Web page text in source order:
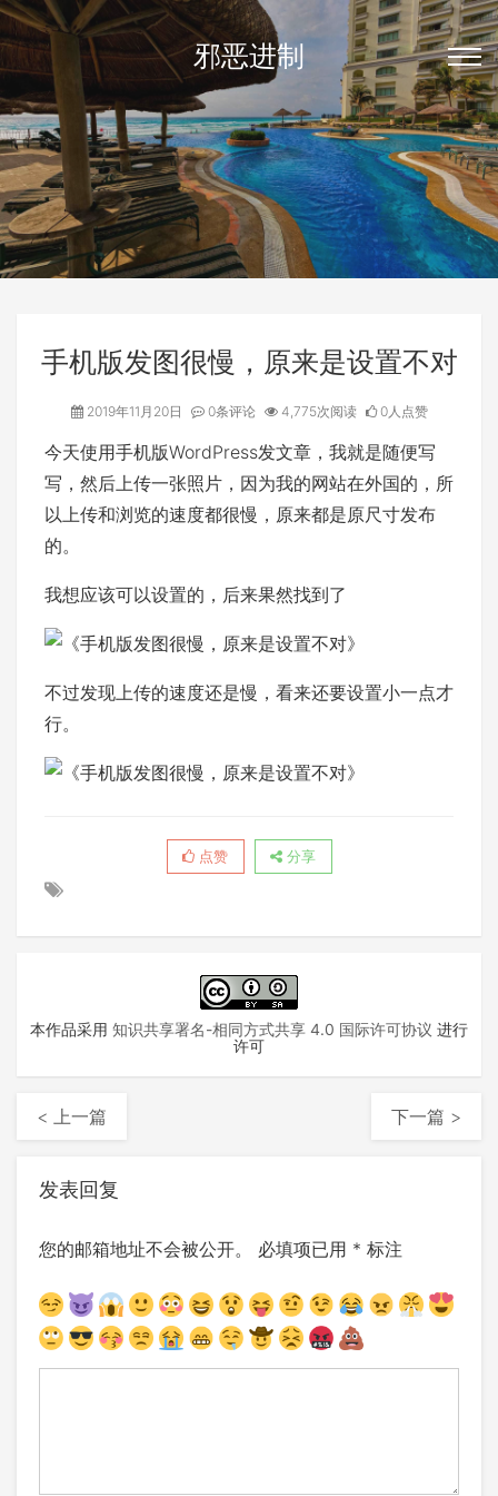
邪恶进制
手机版发图很慢，原来是设置不对
2019年11月20日 0条评论 4,775次阅读 0人点赞
今天使用手机版WordPress发文章，我就是随便写
写，然后上传一张照片，因为我的网站在外国的，所
以上传和浏览的速度都很慢，原来都是原尺寸发布
的。
我想应该可以设置的，后来果然找到了
不过发现上传的速度还是慢，看来还要设置小一点才
行。
点赞 分享
本作品采用 知识共享署名-相同方式共享 4.0 国际许可协议 进行
许可
< 上一篇 下一篇 >
发表回复
您的邮箱地址不会被公开。 必填项已用 * 标注